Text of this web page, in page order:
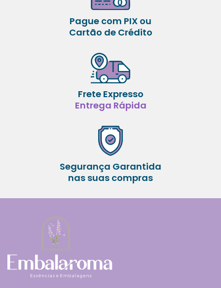
Pague com PIX ou
Cartão de Crédito
Frete Expresso
Entrega Rápida
Segurança Garantida
nas suas compras